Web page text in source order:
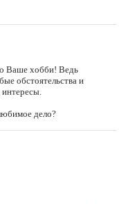
Ваше хобби! Ведь
обстоятельства и
дело?